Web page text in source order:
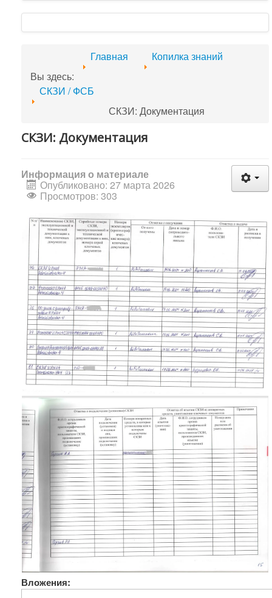
Вы здесь:
Главная Копилка знаний
СКЗИ / ФСБ
СКЗИ: Документация
СКЗИ: Документация
Информация о материале
Опубликовано: 27 марта 2026
Просмотров: 303
Вложения: